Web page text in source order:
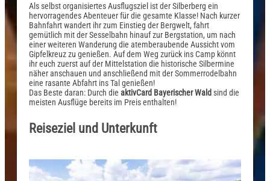
Als selbst organisiertes Ausflugsziel ist der Silberberg ein
hervorragendes Abenteuer für die gesamte Klasse! Nach kurzer
Bahnfahrt wandert ihr zum Einstieg der Bergwelt, fahrt
gemütlich mit der Sesselbahn hinauf zur Bergstation, um nach
einer weiteren Wanderung die atemberaubende Aussicht vom
Gipfelkreuz zu genießen. Auf dem Weg zurück ins Camp könnt
ihr euch zuerst auf der Mittelstation die historische Silbermine
näher anschauen und anschließend mit der Sommerrodelbahn
eine rasante Abfahrt ins Tal genießen!
Das Beste daran: Durch die aktivCard Bayerischer Wald sind die
meisten Ausflüge bereits im Preis enthalten!
Reiseziel und Unterkunft